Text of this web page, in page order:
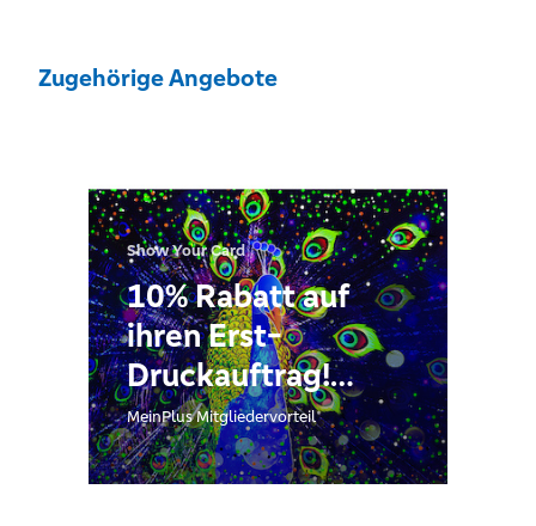
Zugehörige Angebote
Show Your Card
10% Rabatt auf
ihren Erst-
Druckauftrag!
Nachhaltig
produziert, mit
persönlichem,
MeinPlus Mitgliedervorteil